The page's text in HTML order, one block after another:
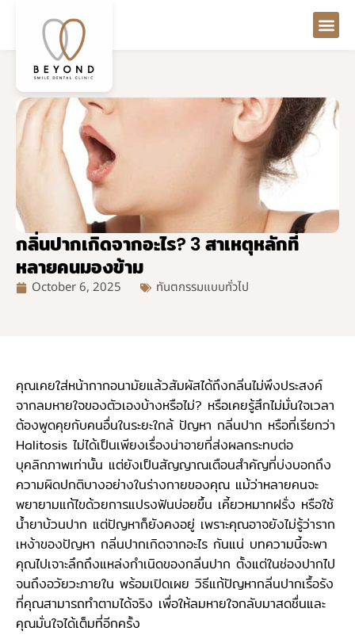
กลิ่นปากเกิดจากอะไร? 3 สาเหตุหลักที่
หลายคนมองข้าม
October 6, 2025 ทันตกรรมแบบทั่วไป
คุณเคยใส่หน้ากากอนามัยแล้วสัมผัสได้ถึงกลิ่นไม่พึงประสงค์
จากลมหายใจของตัวเองบ้างหรือไม่? หรือเคยรู้สึกไม่มั่นใจเวลา
ต้องพูดคุยกับคนอื่นในระยะใกล้ ปัญหา กลิ่นปาก หรือที่เรียกว่า
Halitosis ไม่ได้เป็นเพียงเรื่องน่าอายที่ส่งผลกระทบต่อ
บุคลิกภาพเท่านั้น แต่ยังเป็นสัญญาณเตือนสำคัญที่บ่งบอกถึง
ความผิดปกติบางอย่างในร่างกายของคุณ แม้ว่าหลายคนจะ
พยายามแก้ไขด้วยการแปรงฟันบ่อยขึ้น เคี้ยวหมากฝรั่ง หรือใช้
น้ำยาบ้วนปาก แต่ปัญหาก็ยังคงอยู่ เพราะคุณอาจยังไม่รู้ว่าราก
เหง้าของปัญหา กลิ่นปากเกิดจากอะไร กันแน่ บทความนี้จะพา
คุณไปเจาะลึกถึงแหล่งกำเนิดของกลิ่นปาก ตั้งแต่ในช่องปากไป
จนถึงอวัยวะภายใน พร้อมเปิดเผย วิธีแก้ปัญหากลิ่นปากเรื้อรัง
ที่คุณสามารถทำตามได้จริง เพื่อให้ลมหายใจกลับมาสดชื่นและ
คุณมั่นใจได้เต็มที่อีกครั้ง